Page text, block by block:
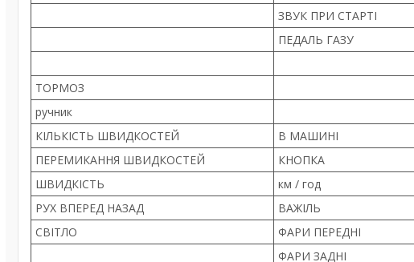
ЗВУК ПРИ СТАРТІ
ПЕДАЛЬ ГАЗУ
ТОРМОЗ
ручник
КІЛЬКІСТЬ ШВИДКОСТЕЙ
В МАШИНІ
ПЕРЕМИКАННЯ ШВИДКОСТЕЙ
КНОПКА
ШВИДКІСТЬ
км / год
РУХ ВПЕРЕД НАЗАД
ВАЖІЛЬ
СВІТЛО
ФАРИ ПЕРЕДНІ
ФАРИ ЗАДНІ